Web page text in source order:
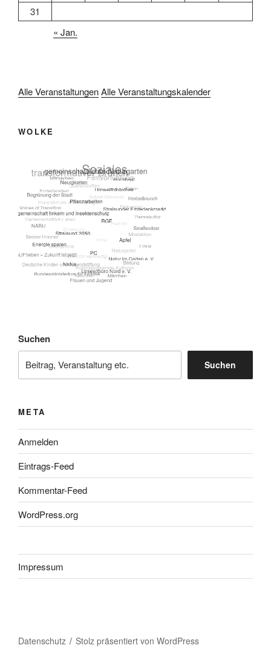
31
« Jan.
Alle VeranstaltungenAlle Veranstaltungskalender
WOLKE
Suchen
Suchen
META
Anmelden
Eintrags-Feed
Kommentar-Feed
WordPress.org
Impressum
Datenschutz Stolz präsentiert von WordPress